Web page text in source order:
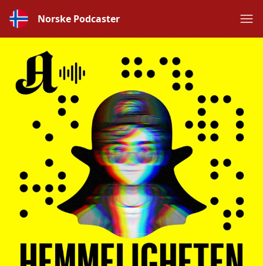
Norske Podcaster